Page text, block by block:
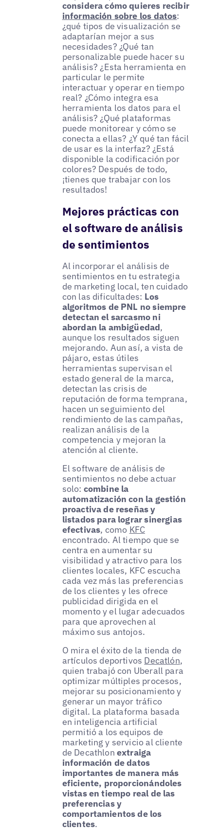
considera cómo quieres recibir
información sobre los datos:
¿qué tipos de visualización se
adaptarían mejor a sus
necesidades? ¿Qué tan
personalizable puede hacer su
análisis? ¿Esta herramienta en
particular le permite
interactuar y operar en tiempo
real? ¿Cómo integra esa
herramienta los datos para el
análisis? ¿Qué plataformas
puede monitorear y cómo se
conecta a ellas? ¿Y qué tan fácil
de usar es la interfaz? ¿Está
disponible la codificación por
colores? Después de todo,
¡tienes que trabajar con los
resultados!
Mejores prácticas con
el software de análisis
de sentimientos
Al incorporar el análisis de
sentimientos en tu estrategia
de marketing local, ten cuidado
con las dificultades: Los
algoritmos de PNL no siempre
detectan el sarcasmo ni
abordan la ambigüedad,
aunque los resultados siguen
mejorando. Aun así, a vista de
pájaro, estas útiles
herramientas supervisan el
estado general de la marca,
detectan las crisis de
reputación de forma temprana,
hacen un seguimiento del
rendimiento de las campañas,
realizan análisis de la
competencia y mejoran la
atención al cliente.
El software de análisis de
sentimientos no debe actuar
solo: combine la
automatización con la gestión
proactiva de reseñas y
listados para lograr sinergias
efectivas, como KFC
encontrado. Al tiempo que se
centra en aumentar su
visibilidad y atractivo para los
clientes locales, KFC escucha
cada vez más las preferencias
de los clientes y les ofrece
publicidad dirigida en el
momento y el lugar adecuados
para que aprovechen al
máximo sus antojos.
O mira el éxito de la tienda de
artículos deportivos Decatlón,
quien trabajó con Uberall para
optimizar múltiples procesos,
mejorar su posicionamiento y
generar un mayor tráfico
digital. La plataforma basada
en inteligencia artificial
permitió a los equipos de
marketing y servicio al cliente
de Decathlon extraiga
información de datos
importantes de manera más
eficiente, proporcionándoles
vistas en tiempo real de las
preferencias y
comportamientos de los
clientes.